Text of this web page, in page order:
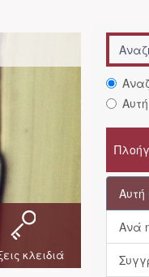
κλειδιά
Αυτή
Ανά